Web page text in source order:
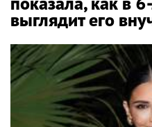
выглядит его